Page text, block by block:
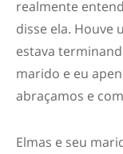
realmente
disse ela. Houve
estava
marido e eu
abraçamos e
Elmas e seu